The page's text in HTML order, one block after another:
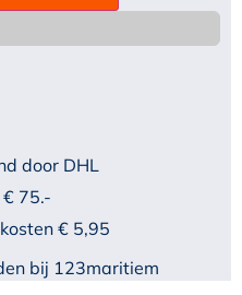
door DHL
75.-
€ 5,95